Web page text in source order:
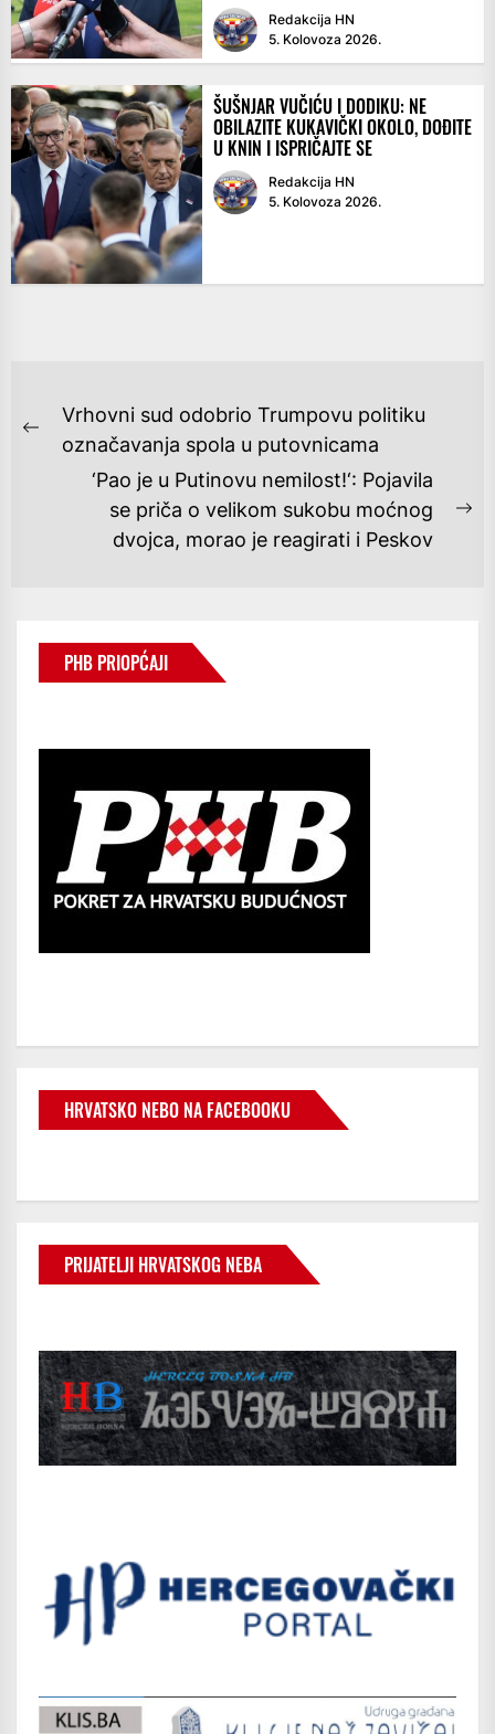
Redakcija HN
5. Kolovoza 2026.
ŠUŠNJAR VUČIĆU I DODIKU: NE
OBILAZITE KUKAVIČKI OKOLO, DOĐITE
U KNIN I ISPRIČAJTE SE
Redakcija HN
5. Kolovoza 2026.
NAVIGACIJA
OBJAVA
Previous
Vrhovni sud odobrio Trumpovu politiku
označavanja spola u putovnicama
‘Pao je u Putinovu nemilost!‘: Pojavila
se priča o velikom sukobu moćnog
dvojca, morao je reagirati i Peskov
PHB PRIOPĆAJI
HRVATSKO NEBO NA FACEBOOKU
PRIJATELJI HRVATSKOG NEBA